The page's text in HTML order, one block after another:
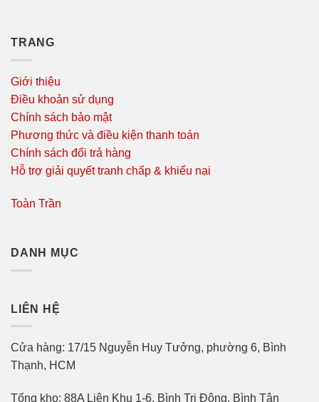
TRANG
Giới thiệu
Điều khoản sử dụng
Chính sách bảo mật
Phương thức và điều kiện thanh toán
Chính sách đổi trả hàng
Hỗ trợ giải quyết tranh chấp & khiếu nại
Toàn Trần
DANH MỤC
LIÊN HỆ
Cửa hàng: 17/15 Nguyễn Huy Tưởng, phường 6, Bình
Thạnh, HCM
Tổng kho: 88A Liên Khu 1-6, Bình Trị Đông, Bình Tân